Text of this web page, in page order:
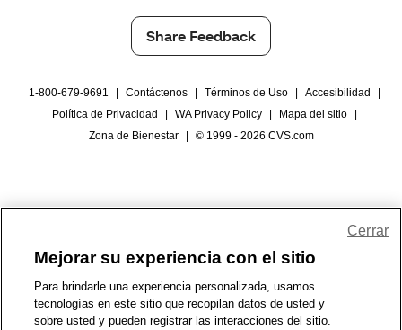
Share Feedback
1-800-679-9691 Contáctenos Términos de Uso Accesibilidad
Política de Privacidad
WA Privacy Policy Mapa del sitio
Zona de Bienestar
© 1999 - 2026 CVS.com
Mejorar su experiencia con el sitio
Para brindarle una experiencia personalizada, usamos
tecnologías en este sitio que recopilan datos de usted y
sobre usted y pueden registrar las interacciones del sitio.
Cerrar